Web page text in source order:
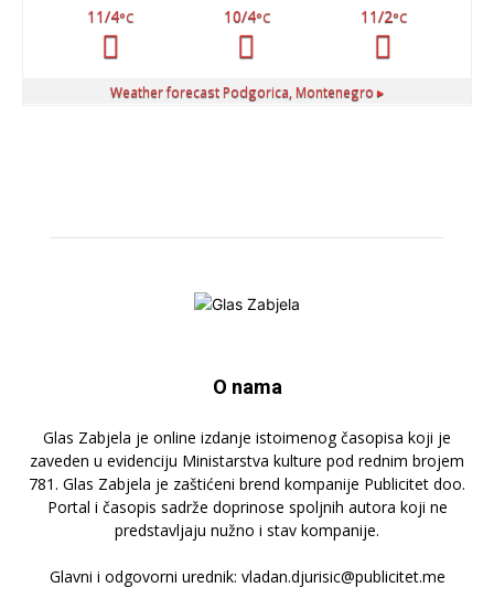
11/4°C 10/4°C 11/2°C
Weather forecast Podgorica, Montenegro ▸
O nama
Glas Zabjela je online izdanje istoimenog časopisa koji je
zaveden u evidenciju Ministarstva kulture pod rednim brojem
781. Glas Zabjela je zaštićeni brend kompanije Publicitet doo.
Portal i časopis sadrže doprinose spoljnih autora koji ne
predstavljaju nužno i stav kompanije.
Glavni i odgovorni urednik: vladan.djurisic@publicitet.me